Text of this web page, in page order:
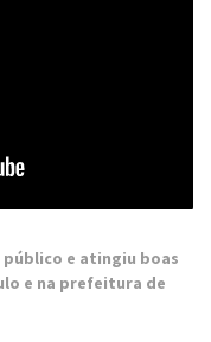
público e atingiu boas
e na prefeitura de